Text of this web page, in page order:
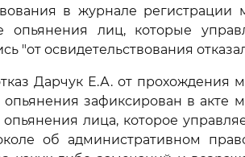
в журнале регистрации
опьянения лиц, которые
"от освидетельствования
Дарчук Е.А. от прохождения
опьянения зафиксирован в акте
опьянения лица, которое
об административном